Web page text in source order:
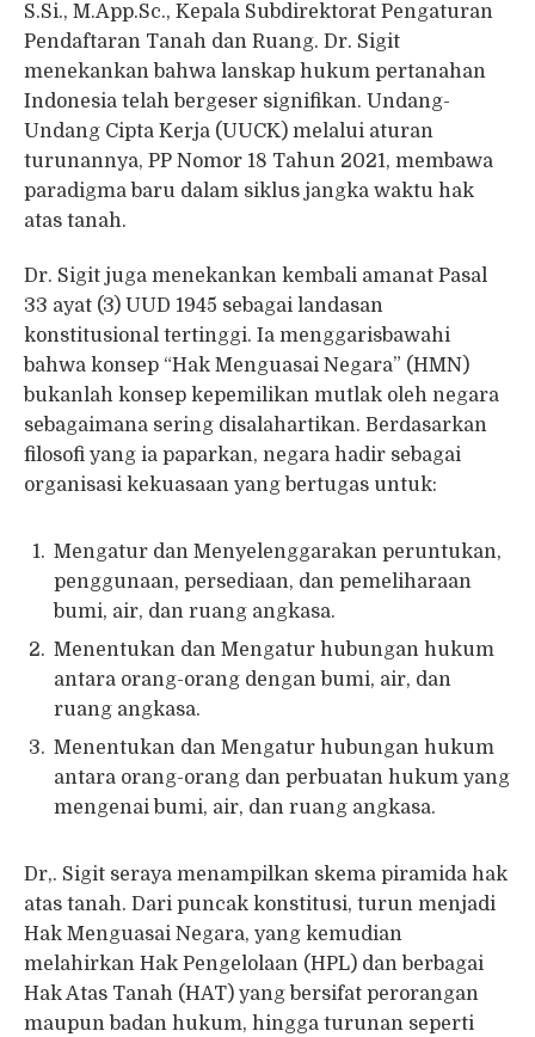
S.Si., M.App.Sc., Kepala Subdirektorat Pengaturan
Pendaftaran Tanah dan Ruang. Dr. Sigit
menekankan bahwa lanskap hukum pertanahan
Indonesia telah bergeser signifikan. Undang-
Undang Cipta Kerja (UUCK) melalui aturan
turunannya, PP Nomor 18 Tahun 2021, membawa
paradigma baru dalam siklus jangka waktu hak
atas tanah.
Dr. Sigit juga menekankan kembali amanat Pasal
33 ayat (3) UUD 1945 sebagai landasan
konstitusional tertinggi. Ia menggarisbawahi
bahwa konsep “Hak Menguasai Negara” (HMN)
bukanlah konsep kepemilikan mutlak oleh negara
sebagaimana sering disalahartikan. Berdasarkan
filosofi yang ia paparkan, negara hadir sebagai
organisasi kekuasaan yang bertugas untuk:
Mengatur dan Menyelenggarakan peruntukan,
penggunaan, persediaan, dan pemeliharaan
bumi, air, dan ruang angkasa.
Menentukan dan Mengatur hubungan hukum
antara orang-orang dengan bumi, air, dan
ruang angkasa.
Menentukan dan Mengatur hubungan hukum
antara orang-orang dan perbuatan hukum yang
mengenai bumi, air, dan ruang angkasa.
Dr,. Sigit seraya menampilkan skema piramida hak
atas tanah. Dari puncak konstitusi, turun menjadi
Hak Menguasai Negara, yang kemudian
melahirkan Hak Pengelolaan (HPL) dan berbagai
Hak Atas Tanah (HAT) yang bersifat perorangan
maupun badan hukum, hingga turunan seperti